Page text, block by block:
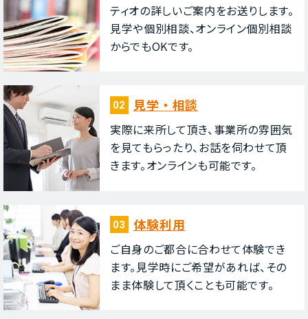
ティオの詳しいご案内をお送りします。
⾒学や個別相談、オンライン個別相談
からでもOKです。
02 ⾒学・相談
実際に来所して頂き、事業所の雰囲気
を⾒てもらったり、お話を伺わせて頂
きます。オンラインも可能です。
03 体験利⽤
ご⾃⾝のご都合に合わせて体験でき
ます。⾒学時にご希望があれば、その
まま体験して頂くことも可能です。